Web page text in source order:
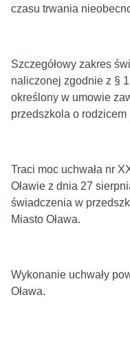
czasu trwania
Szczegółowy zakres
naliczonej zgodnie z §
określony w umowie
przedszkola o
Traci moc uchwała nr
Oławie z dnia 27
świadczenia w
Miasto Oława.
Wykonanie uchwały
Oława.